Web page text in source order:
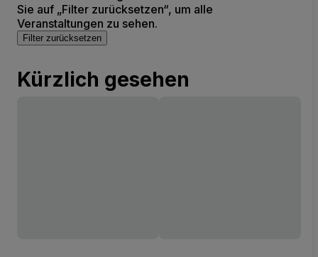
Sie auf „Filter zurücksetzen“, um alle
Veranstaltungen zu sehen.
Filter zurücksetzen
Kürzlich gesehen